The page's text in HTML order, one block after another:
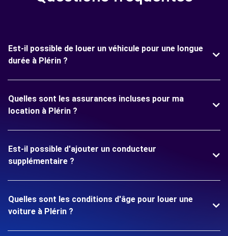
Est-il possible de louer un véhicule pour une longue
durée à Plérin ?
Quelles sont les assurances incluses pour ma
location à Plérin ?
Est-il possible d'ajouter un conducteur
supplémentaire ?
Quelles sont les conditions d'âge pour louer une
voiture à Plérin ?